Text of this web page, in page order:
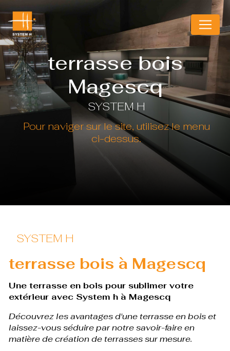
terrasse bois
Magescq
SYSTEM H
SYSTEM H
terrasse bois à Magescq
Une terrasse en bois pour sublimer votre
extérieur avec System h à Magescq
Découvrez les avantages d'une terrasse en bois et
laissez-vous séduire par notre savoir-faire en
matière de création de terrasses sur mesure.
Panneau de gestion des cookies